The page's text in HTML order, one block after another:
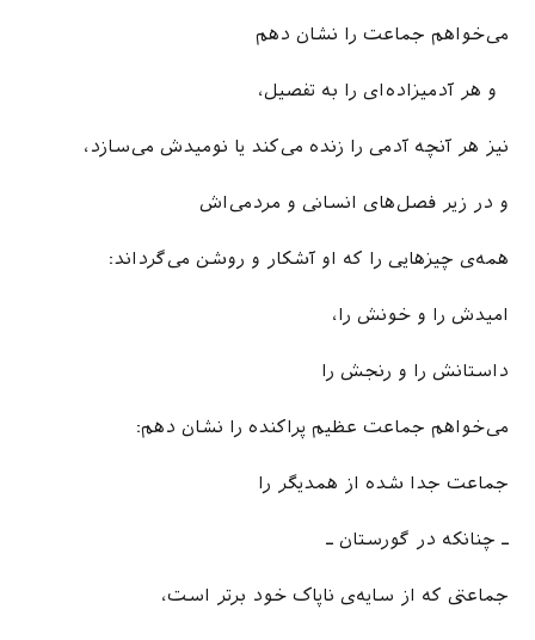
می‌خواهم جماعت را نشان دهم
و هر آدمیزاده­‌ای را به تفصیل،
نیز هر آنچه آدمی را زنده می­‌کند یا نومیدش می‌سازد،
و در زیر فصل‌های انسانی و مردمی­‌اش
همه‌ی چیزهایی را که او آشکار و روشن می‌گرداند:
امیدش را و خونش را،
داستانش را و رنجش را
می‌خواهم جماعت عظیم پراکنده را نشان دهم:
جماعت جدا شده از همدیگر را
ـ چنان­که در گورستان ـ
جماعتی که از سایه‌ی ناپاک خود برتر است،